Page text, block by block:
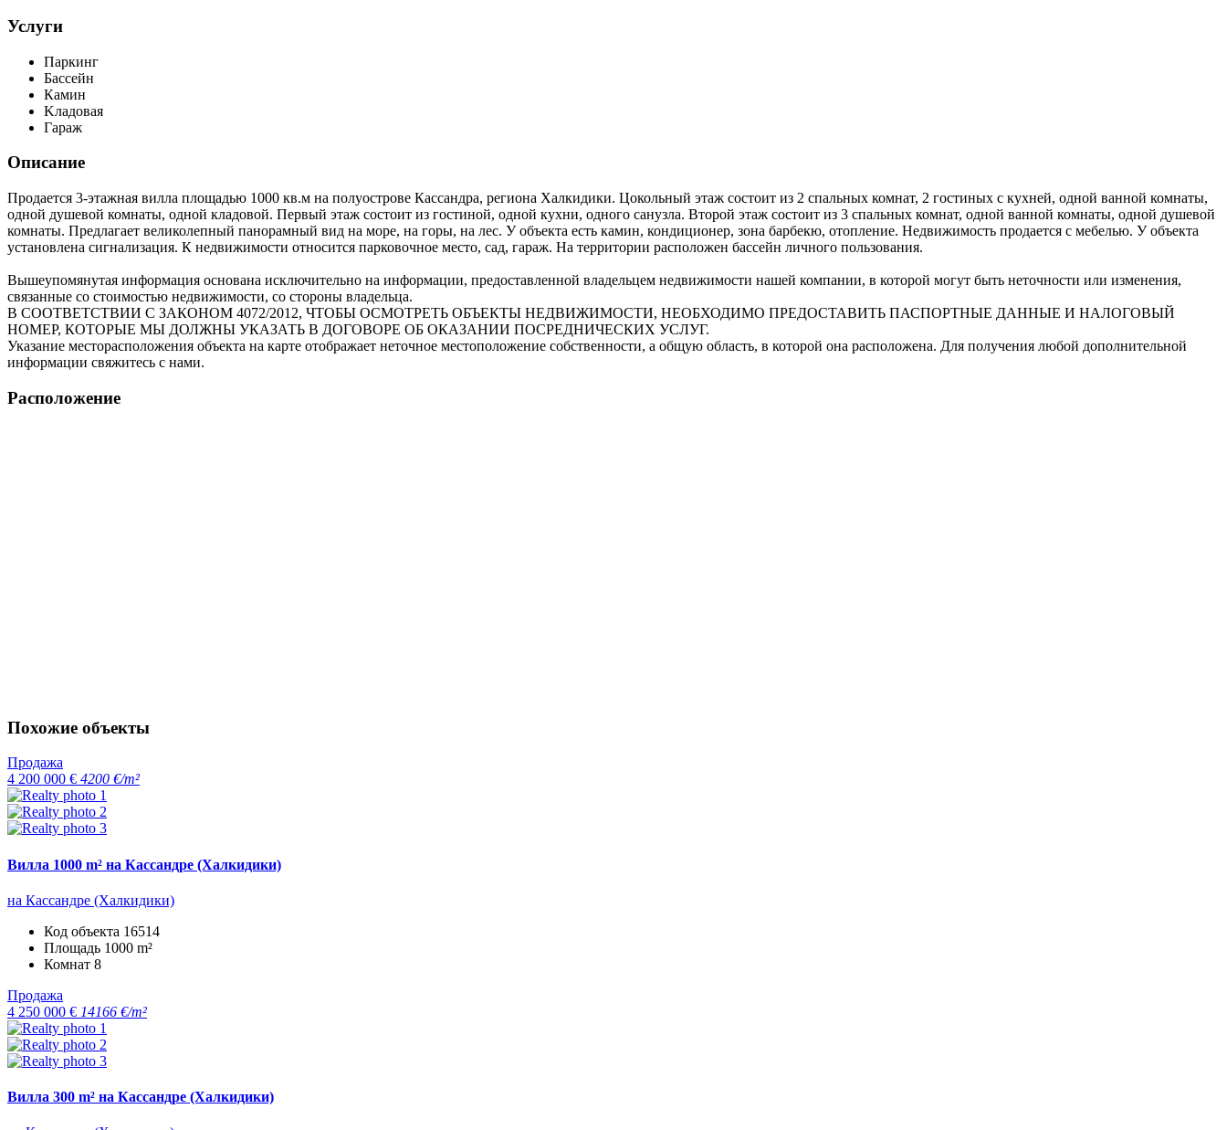
Услуги
Паркинг
Бассейн
Камин
Kладовая
Гараж
Описание
Продается 3-этажная вилла площадью 1000 кв.м на полуострове Кассандра, региона Халкидики. Цокольный этаж состоит из 2 спальных комнат, 2 гостиных с кухней, одной ванной комнаты,
одной душевой комнаты, одной кладовой. Первый этаж состоит из гостиной, одной кухни, одного санузла. Второй этаж состоит из 3 спальных комнат, одной ванной комнаты, одной душевой
комнаты. Предлагает великолепный панорамный вид на море, на горы, на лес. У объекта есть камин, кондиционер, зона барбекю, отопление. Недвижимость продается с мебелью. У объекта
установлена сигнализация. К недвижимости относится парковочное место, сад, гараж. На территории расположен бассейн личного пользования.
Вышеупомянутая информация основана исключительно на информации, предоставленной владельцем недвижимости нашей компании, в которой могут быть неточности или изменения,
связанные со стоимостью недвижимости, со стороны владельца.
В СООТВЕТСТВИИ С ЗАКОНОМ 4072/2012, ЧТОБЫ ОСМОТРЕТЬ ОБЪЕКТЫ НЕДВИЖИМОСТИ, НЕОБХОДИМО ПРЕДОСТАВИТЬ ПАСПОРТНЫЕ ДАННЫЕ И НАЛОГОВЫЙ
НОМЕР, КОТОРЫЕ МЫ ДОЛЖНЫ УКАЗАТЬ В ДОГОВОРЕ ОБ ОКАЗАНИИ ПОСРЕДНИЧЕСКИХ УСЛУГ.
Указание месторасположения объекта на карте отображает неточное местоположение собственности, а общую область, в которой она расположена. Для получения любой дополнительной
информации свяжитесь с нами.
Расположение
Похожие объекты
Продажа
4 200 000 € 4200 €/m²
Вилла 1000 m² на Кассандре (Халкидики)
на Кассандре (Халкидики)
Код объекта 16514
Площадь 1000 m²
Комнат 8
Продажа
4 250 000 € 14166 €/m²
Вилла 300 m² на Кассандре (Халкидики)